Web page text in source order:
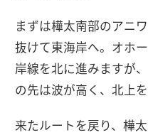
まずは樺太南部のアニ
抜けて東海岸へ。オホ
岸線を北に進みますが
の先は波が高く、北上を
来たルートを戻り、樺